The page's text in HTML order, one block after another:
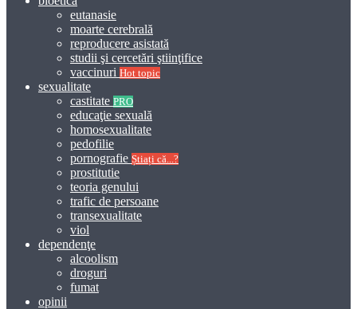
eutanasie
moarte cerebrală
reproducere asistată
studii şi cercetări ştiinţifice
vaccinuri Hot topic
sexualitate
castitate PRO
educaţie sexuală
homosexualitate
pedofilie
pornografie Știați că...?
prostitutie
teoria genului
trafic de persoane
transexualitate
viol
dependenţe
alcoolism
droguri
fumat
opinii